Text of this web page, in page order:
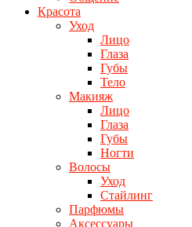
Красота
Уход
Лицо
Глаза
Губы
Тело
Макияж
Лицо
Глаза
Губы
Ногти
Волосы
Уход
Стайлинг
Парфюмы
Аксессуары